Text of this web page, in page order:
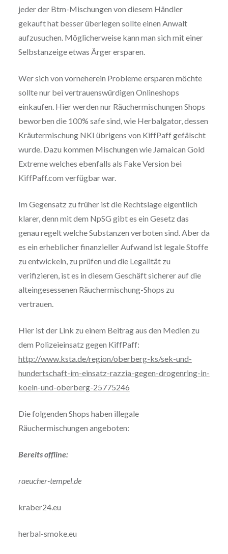
jeder der Btm-Mischungen von diesem Händler
gekauft hat besser überlegen sollte einen Anwalt
aufzusuchen. Möglicherweise kann man sich mit einer
Selbstanzeige etwas Ärger ersparen.
Wer sich von vorneherein Probleme ersparen möchte
sollte nur bei vertrauenswürdigen Onlineshops
einkaufen. Hier werden nur Räuchermischungen Shops
beworben die 100% safe sind, wie Herbalgator, dessen
Kräutermischung NKI übrigens von KiffPaff gefälscht
wurde. Dazu kommen Mischungen wie Jamaican Gold
Extreme welches ebenfalls als Fake Version bei
KiffPaff.com verfügbar war.
Im Gegensatz zu früher ist die Rechtslage eigentlich
klarer, denn mit dem NpSG gibt es ein Gesetz das
genau regelt welche Substanzen verboten sind. Aber da
es ein erheblicher finanzieller Aufwand ist legale Stoffe
zu entwickeln, zu prüfen und die Legalität zu
verifizieren, ist es in diesem Geschäft sicherer auf die
alteingesessenen Räuchermischung-Shops zu
vertrauen.
Hier ist der Link zu einem Beitrag aus den Medien zu
dem Polizeieinsatz gegen KiffPaff:
http://www.ksta.de/region/oberberg-ks/sek-und-
hundertschaft-im-einsatz-razzia-gegen-drogenring-in-
koeln-und-oberberg-25775246
Die folgenden Shops haben illegale
Räuchermischungen angeboten:
Bereits offline:
raeucher-tempel.de
kraber24.eu
herbal-smoke.eu